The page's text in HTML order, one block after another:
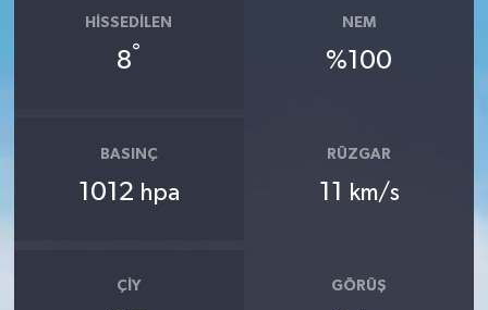
HISSEDILEN
8°
NEM
%100
BASINÇ
1012 hpa
RÜZGAR
11 km/s
ÇIY GÖRÜŞ